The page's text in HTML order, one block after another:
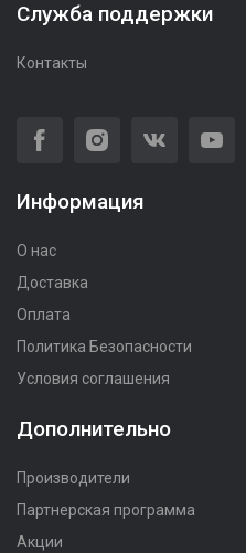
Служба поддержки
Контакты
Информация
О нас
Доставка
Оплата
Политика Безопасности
Условия соглашения
Дополнительно
Производители
Партнерская программа
Акции